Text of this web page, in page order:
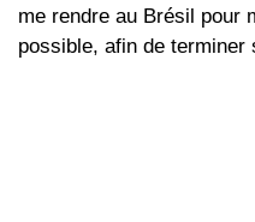
me rendre au Brésil pour
possible, afin de terminer